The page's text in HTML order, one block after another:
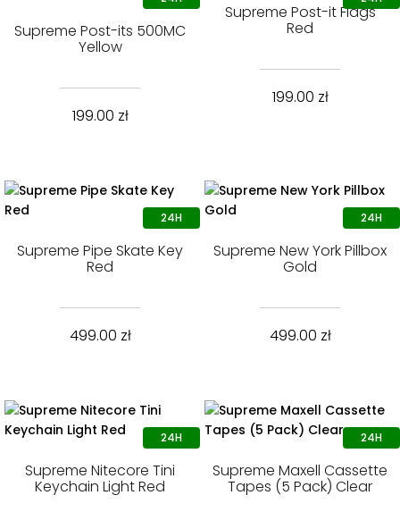
Supreme Post-its 500MC
Yellow
199.00 zł
Supreme Post-it Flags
Red
199.00 zł
Supreme Pipe Skate Key
Red
499.00 zł
Supreme New York Pillbox
Gold
499.00 zł
Supreme Nitecore Tini
Keychain Light Red
Supreme Maxell Cassette
Tapes (5 Pack) Clear